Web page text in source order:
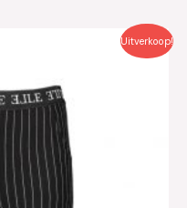
Uitverkoop!